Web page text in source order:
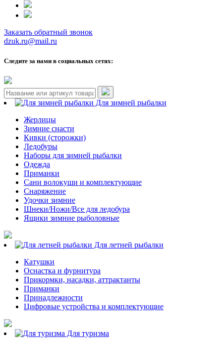
Заказать обратный звонок
dzuk.ru@mail.ru
Следите за нами в социальных сетях:
Для зимней рыбалки
Жерлицы
Зимние снасти
Кивки (сторожки)
Ледобуры
Наборы для зимней рыбалки
Одежда
Приманки
Сани волокуши и комплектующие
Снаряжение
Удочки зимние
Шнеки/Ножи/Все для ледобура
Ящики зимние рыболовные
Для летней рыбалки
Катушки
Оснастка и фурнитура
Прикормки, насадки, аттрактанты
Приманки
Принадлежности
Цифровые устройства и комплектующие
Для туризма